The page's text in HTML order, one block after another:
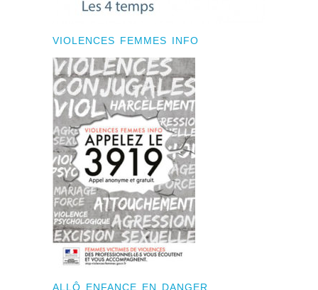
VIOLENCES FEMMES INFO
ALLÔ ENFANCE EN DANGER